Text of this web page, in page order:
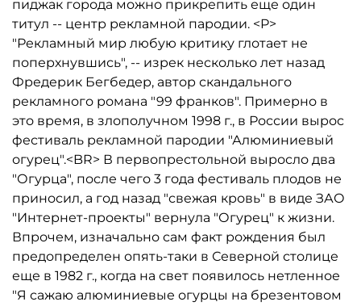
пиджак города можно прикрепить еще один
титул -- центр рекламной пародии. <P>
"Рекламный мир любую критику глотает не
поперхнувшись", -- изрек несколько лет назад
Фредерик Бегбедер, автор скандального
рекламного романа "99 франков". Примерно в
это время, в злополучном 1998 г., в России вырос
фестиваль рекламной пародии "Алюминиевый
огурец".<BR> В первопрестольной выросло два
"Огурца", после чего 3 года фестиваль плодов не
приносил, а год назад "свежая кровь" в виде ЗАО
"Интернет-проекты" вернула "Огурец" к жизни.
Впрочем, изначально сам факт рождения был
предопределен опять-таки в Северной столице
еще в 1982 г., когда на свет появилось нетленное
"Я сажаю алюминиевые огурцы на брезентовом